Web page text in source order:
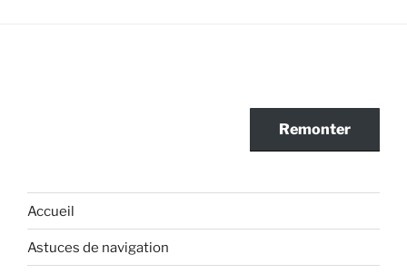
Remonter
Accueil
Astuces de navigation